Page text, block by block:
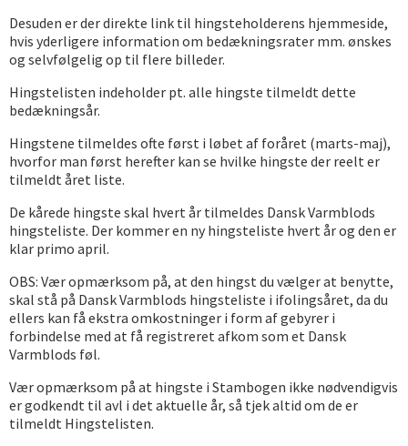
Desuden er der direkte link til hingsteholderens hjemmeside,
hvis yderligere information om bedækningsrater mm. ønskes
og selvfølgelig op til flere billeder.
Hingstelisten indeholder pt. alle hingste tilmeldt dette
bedækningsår.
Hingstene tilmeldes ofte først i løbet af foråret (marts-maj),
hvorfor man først herefter kan se hvilke hingste der reelt er
tilmeldt året liste.
De kårede hingste skal hvert år tilmeldes Dansk Varmblods
hingsteliste. Der kommer en ny hingsteliste hvert år og den er
klar primo april.
OBS: Vær opmærksom på, at den hingst du vælger at benytte,
skal stå på Dansk Varmblods hingsteliste i ifolingsåret, da du
ellers kan få ekstra omkostninger i form af gebyrer i
forbindelse med at få registreret afkom som et Dansk
Varmblods føl.
Vær opmærksom på at hingste i Stambogen ikke nødvendigvis
er godkendt til avl i det aktuelle år, så tjek altid om de er
tilmeldt Hingstelisten.